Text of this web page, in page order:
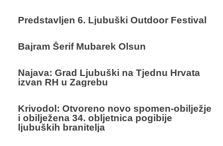
Predstavljen 6. Ljubuški Outdoor Festival
Bajram Šerif Mubarek Olsun
Najava: Grad Ljubuški na Tjednu Hrvata
izvan RH u Zagrebu
Krivodol: Otvoreno novo spomen-obilježje
i obilježena 34. obljetnica pogibije
ljubuških branitelja